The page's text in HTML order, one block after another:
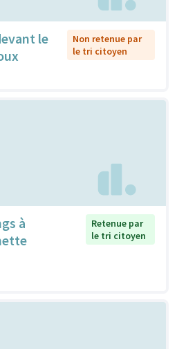
le
Non retenue par
le tri citoyen
à
Retenue par
le tri citoyen